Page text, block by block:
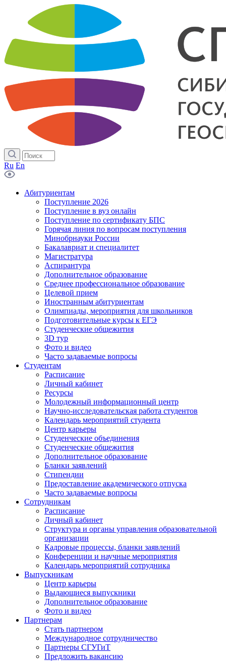
Ru En
Абитуриентам
Поступление 2026
Поступление в вуз онлайн
Поступление по сертификату БПС
Горячая линия по вопросам поступления
Минобрнауки России
Бакалавриат и специалитет
Магистратура
Аспирантура
Дополнительное образование
Среднее профессиональное образование
Целевой прием
Иностранным абитуриентам
Олимпиады, мероприятия для школьников
Подготовительные курсы к ЕГЭ
Студенческие общежития
3D тур
Фото и видео
Часто задаваемые вопросы
Студентам
Расписание
Личный кабинет
Ресурсы
Молодежный информационный центр
Научно-исследовательская работа студентов
Календарь мероприятий студента
Центр карьеры
Студенческие объединения
Студенческие общежития
Дополнительное образование
Бланки заявлений
Стипендии
Предоставление академического отпуска
Часто задаваемые вопросы
Сотрудникам
Расписание
Личный кабинет
Структура и органы управления образовательной
организации
Кадровые процессы, бланки заявлений
Конференции и научные мероприятия
Календарь мероприятий сотрудника
Выпускникам
Центр карьеры
Выдающиеся выпускники
Дополнительное образование
Фото и видео
Партнерам
Стать партнером
Международное сотрудничество
Партнеры СГУГиТ
Предложить вакансию